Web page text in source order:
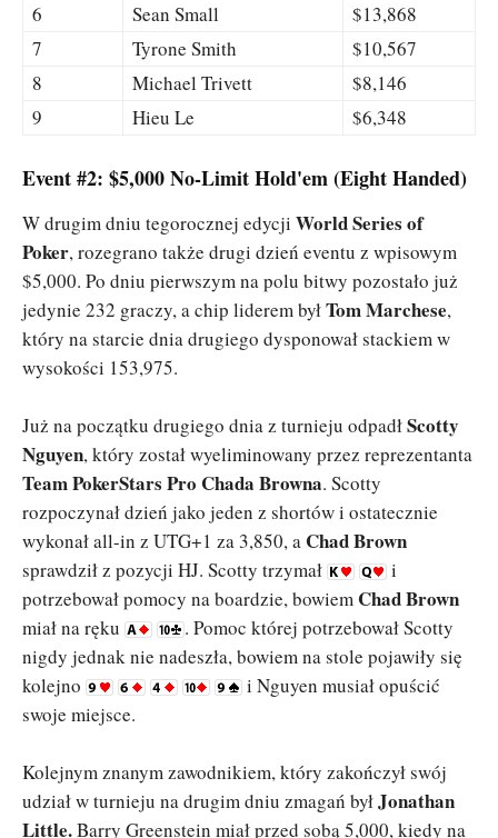
6
Sean Small
$13,868
7
Tyrone Smith
$10,567
8
Michael Trivett
$8,146
9
Hieu Le $6,348
Event #2: $5,000 No-Limit Hold'em (Eight Handed)
W drugim dniu tegorocznej edycji World Series of
Poker, rozegrano także drugi dzień eventu z wpisowym
$5,000. Po dniu pierwszym na polu bitwy pozostało już
jedynie 232 graczy, a chip liderem byłTom Marchese,
który na starcie dnia drugiego dysponował stackiem w
wysokości 153,975.
Już na początku drugiego dnia z turnieju odpadłScotty
Nguyen, który został wyeliminowany przez reprezentanta
Team PokerStars Pro Chada Browna. Scotty
rozpoczynał dzień jako jeden z shortów i ostatecznie
wykonał all-in z UTG+1 za 3,850, a Chad Brown
sprawdził z pozycji HJ. Scotty trzymał
i
potrzebował pomocy na boardzie, bowiem Chad Brown
miał na ręku
. Pomoc której potrzebował Scotty
nigdy jednak nie nadeszła, bowiem na stole pojawiły się
kolejno
i Nguyen musiał opuścić
swoje miejsce.
Kolejnym znanym zawodnikiem, który zakończył swój
udział w turnieju na drugim dniu zmagań byłJonathan
Little.Barry Greenstein miał przed sobą 5,000, kiedy na